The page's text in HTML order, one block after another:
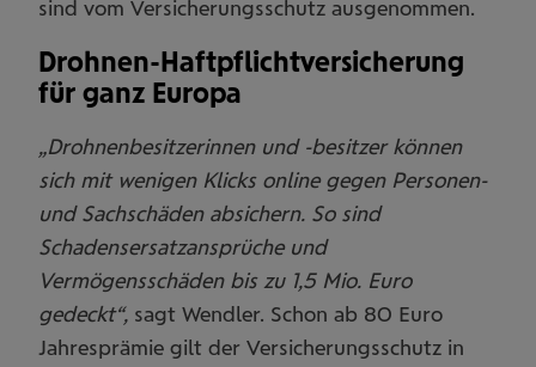
sind vom Versicherungsschutz ausgenommen.
Drohnen-Haftpflichtversicherung
für ganz Europa
„Drohnenbesitzerinnen und -besitzer können
sich mit wenigen Klicks online gegen Personen-
und Sachschäden absichern. So sind
Schadensersatzansprüche und
Vermögensschäden bis zu 1,5 Mio. Euro
gedeckt“, sagt Wendler. Schon ab 80 Euro
Jahresprämie gilt der Versicherungsschutz in